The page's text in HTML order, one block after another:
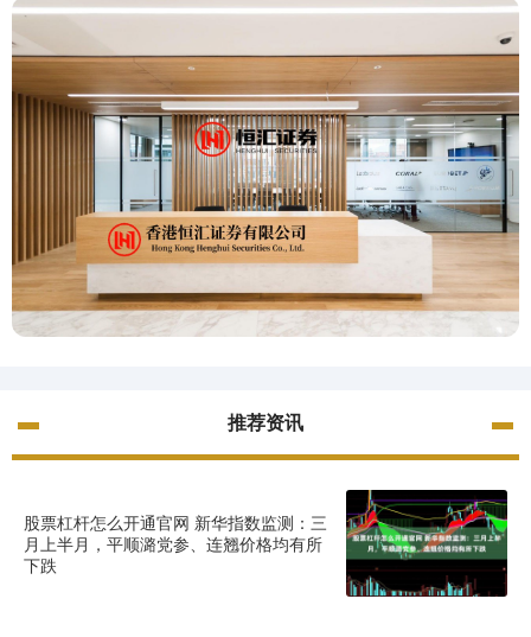
推荐资讯
股票杠杆怎么开通官网 新华指数监测：三
月上半月，平顺潞党参、连翘价格均有所
下跌